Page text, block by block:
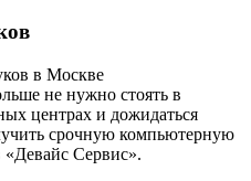
не нужно стоять в
центрах и дожидаться
срочную компьютерную
Сервис».